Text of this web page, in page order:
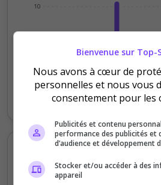
10
Samedi Lundi Mardi
Votes Clics
Votes et clics mensuels
200
Bienvenue sur Top-
Nous avons à cœur de
personnelles et nous vous
consentement pour les
Publicités et contenu
performance des publicités et
d’audience et développement
Stocker et/ou accéder à des
appareil